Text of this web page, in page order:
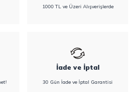
1000 TL ve Üzeri Alışverişlerde
İade ve İptal
30 Gün İade ve İptal Garantisi